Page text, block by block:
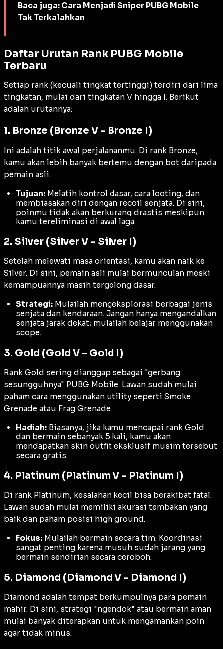
Baca juga: Cara Menjadi Sniper PUBG Mobile
Tak Terkalahkan
Daftar Urutan Rank PUBG Mobile
Terbaru
Setiap rank (kecuali tingkat tertinggi) terdiri dari lima
tingkatan, mulai dari tingkatan V hingga I. Berikut
adalah urutannya:
1. Bronze (Bronze V – Bronze I)
Ini adalah titik awal perjalananmu. Di rank Bronze,
kamu akan lebih banyak bertemu dengan bot daripada
pemain asli.
Tujuan: Melatih kontrol dasar, cara looting, dan
membiasakan diri dengan recoil senjata. Di sini,
poinmu tidak akan berkurang drastis meskipun
kamu tereliminasi di awal laga.
2. Silver (Silver V – Silver I)
Setelah melewati masa orientasi, kamu akan naik ke
Silver. Di sini, pemain asli mulai bermunculan meski
kemampuannya masih tergolong dasar.
Strategi: Mulailah mengeksplorasi berbagai jenis
senjata dan kendaraan. Jangan hanya mengandalkan
senjata jarak dekat; mulailah belajar menggunakan
scope.
3. Gold (Gold V – Gold I)
Rank Gold sering dianggap sebagai "gerbang
sesungguhnya" PUBG Mobile. Lawan sudah mulai
paham cara menggunakan utility seperti Smoke
Grenade atau Frag Grenade.
Hadiah: Biasanya, jika kamu mencapai rank Gold
dan bermain sebanyak 5 kali, kamu akan
mendapatkan skin outfit eksklusif musim tersebut
secara gratis.
4. Platinum (Platinum V – Platinum I)
Di rank Platinum, kesalahan kecil bisa berakibat fatal.
Lawan sudah mulai memiliki akurasi tembakan yang
baik dan paham posisi high ground.
Fokus: Mulailah bermain secara tim. Koordinasi
sangat penting karena musuh sudah jarang yang
bermain sendirian secara ceroboh.
5. Diamond (Diamond V – Diamond I)
Diamond adalah tempat berkumpulnya para pemain
mahir. Di sini, strategi "ngendok" atau bermain aman
mulai banyak diterapkan untuk mengamankan poin
agar tidak minus.